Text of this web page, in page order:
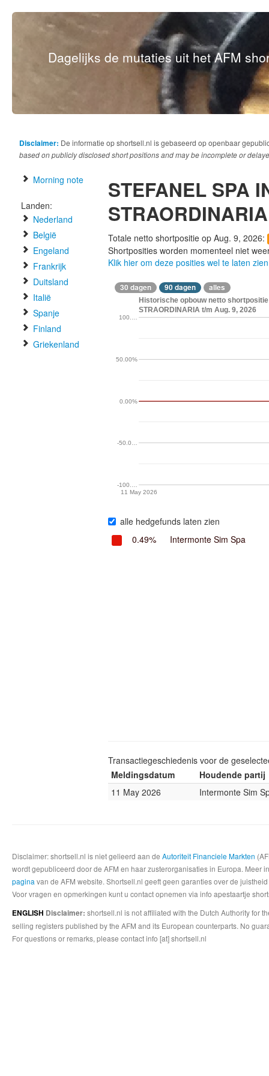
Dagelijks de mutaties uit het AFM
Disclaimer: De informatie op shortsell.nl is gebaseerd op openbaar
based on publicly disclosed short positions and may be incomplete or
Morning note
Landen:
Nederland
België
Engeland
Frankrijk
Duitsland
Italië
Spanje
Finland
Griekenland
STEFANEL SPA
STRAORDINARIA
Totale netto shortpositie op Aug. 9, 2026:
Shortposities worden momenteel niet
Klik hier om deze posities wel te laten zien
30 dagen 90 dagen alles
Historische opbouw netto shortpositie
STRAORDINARIA t/m Aug. 9, 2026
11 May 2026
-100.…
-50.0…
0.00%
50.00%
100.…
alle hedgefunds laten zien
0.49%
Intermonte Sim Spa
Transactiegeschiedenis voor de
Meldingsdatum
Houdende partij
11 May 2026
Intermonte Sim
Disclaimer: shortsell.nl is niet gelieerd aan de Autoriteit Financiele Markten
wordt gepubliceerd door de AFM en haar zusterorganisaties in Europa.
pagina van de AFM website. Shortsell.nl geeft geen garanties over de
Voor vragen en opmerkingen kunt u contact opnemen via info apestaartje
ENGLISH Disclaimer: shortsell.nl is not affiliated with the Dutch Authority for
selling registers published by the AFM and its European counterparts. No
For questions or remarks, please contact info [at] shortsell.nl